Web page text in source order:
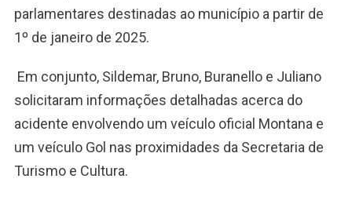
parlamentares destinadas ao município a partir de
1º de janeiro de 2025.
Em conjunto, Sildemar, Bruno, Buranello e Juliano
solicitaram informações detalhadas acerca do
acidente envolvendo um veículo oficial Montana e
um veículo Gol nas proximidades da Secretaria de
Turismo e Cultura.